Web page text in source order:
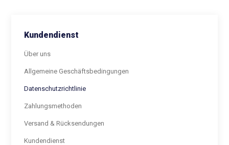
Kundendienst
Über uns
Allgemeine Geschäftsbedingungen
Datenschutzrichtlinie
Zahlungsmethoden
Versand & Rücksendungen
Kundendienst